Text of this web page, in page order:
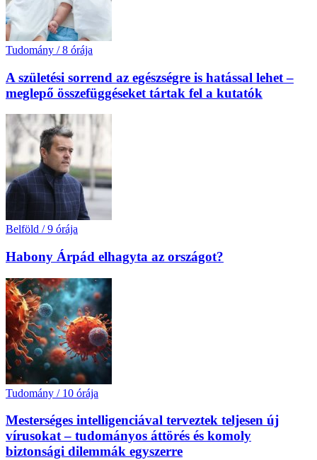
Tudomány / 8 órája
A születési sorrend az egészségre is hatással lehet –
meglepő összefüggéseket tártak fel a kutatók
Belföld / 9 órája
Habony Árpád elhagyta az országot?
Tudomány / 10 órája
Mesterséges intelligenciával terveztek teljesen új
vírusokat – tudományos áttörés és komoly
biztonsági dilemmák egyszerre